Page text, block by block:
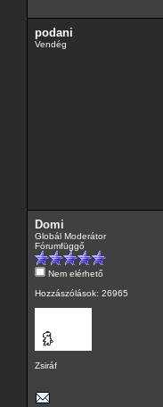
podani
Vendég
Domi
Globál Moderátor
Fórumfüggő
Nem elérhető
Hozzászólások: 26965
Zsiráf